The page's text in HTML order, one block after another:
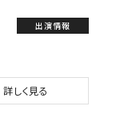
出演情報
詳しく見る